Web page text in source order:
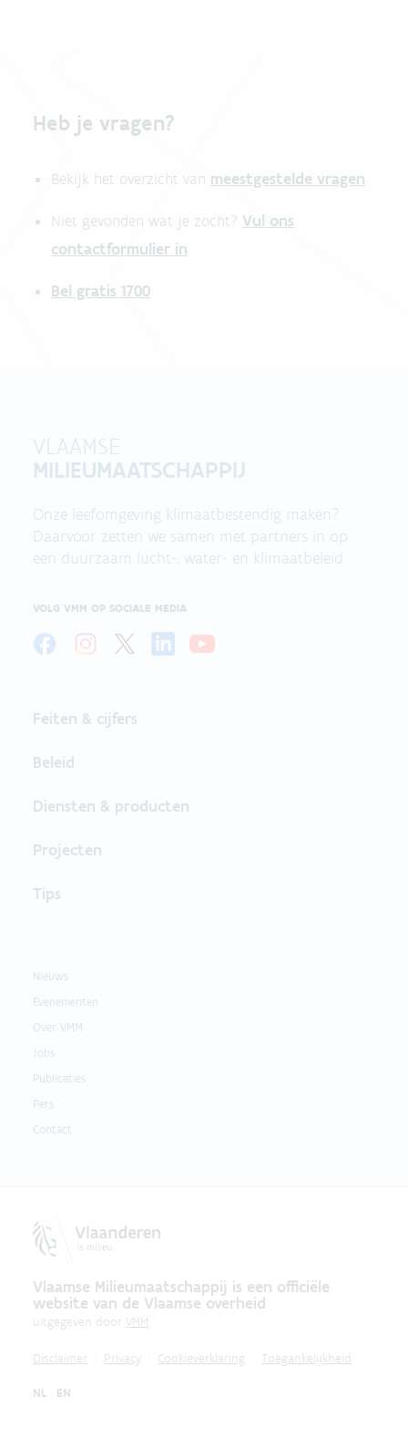
Heb je vragen?
Bekijk het overzicht van meestgestelde vragen.
Niet gevonden wat je zocht? Vul ons
contactformulier in.
Bel gratis 1700
VLAAMSE
MILIEUMAATSCHAPPIJ
Onze leefomgeving klimaatbestendig maken?
Daarvoor zetten we samen met partners in op
een duurzaam lucht-, water- en klimaatbeleid.
VOLG VMM OP SOCIALE MEDIA
Feiten & cijfers
Beleid
Diensten & producten
Projecten
Tips
Nieuws
Evenementen
Over VMM
Jobs
Publicaties
Pers
Contact
Vlaamse Milieumaatschappij is een officiële
website van de Vlaamse overheid
uitgegeven door VMM
Disclaimer Privacy Cookieverklaring Toegankelijkheid
NL EN